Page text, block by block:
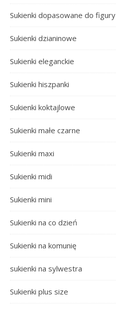
Sukienki dopasowane do figury
Sukienki dzianinowe
Sukienki eleganckie
Sukienki hiszpanki
Sukienki koktajlowe
Sukienki małe czarne
Sukienki maxi
Sukienki midi
Sukienki mini
Sukienki na co dzień
Sukienki na komunię
sukienki na sylwestra
Sukienki plus size